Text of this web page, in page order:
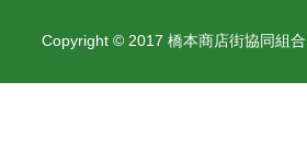
Copyright © 2017 橋本商店街協同組